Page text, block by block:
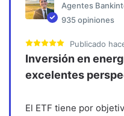
Agentes
935 opiniones
Publicado
Inversión en
excelentes
El ETF tiene por